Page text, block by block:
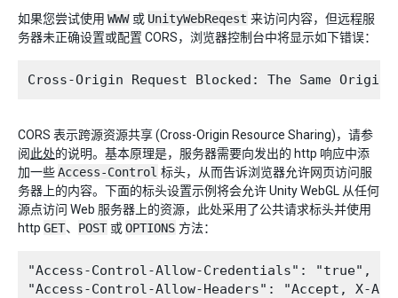
如果您尝试使用 WWW 或 UnityWebReqest 来访问内容，但远程服
务器未正确设置或配置 CORS，浏览器控制台中将显示如下错误：
CORS 表示跨源资源共享 (Cross-Origin Resource Sharing)，请参
阅此处的说明。基本原理是，服务器需要向发出的 http 响应中添
加一些Access-Control 标头，从而告诉浏览器允许网页访问服
务器上的内容。下面的标头设置示例将会允许 Unity WebGL 从任何
源点访问 Web 服务器上的资源，此处采用了公共请求标头并使用
http GET、 POST 或OPTIONS 方法：
"Access-Control-Allow-Credentials": "true",
"Access-Control-Allow-Headers": "Accept, X-